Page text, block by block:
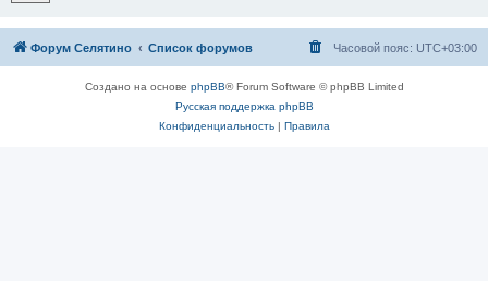
Форум Селятино Список форумов Часовой пояс: UTC+03:00
Создано на основе phpBB® Forum Software © phpBB Limited
Русская поддержка phpBB
Конфиденциальность| Правила